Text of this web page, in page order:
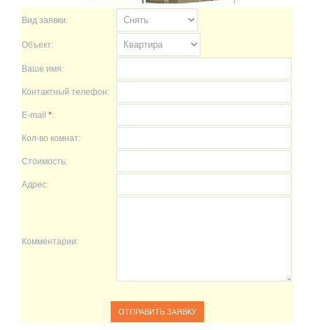
Вид заявки:
Объект:
Ваше имя:
Контактный телефон:
E-mail *:
Кол-во комнат:
Стоимость:
Адрес:
Комментарии: